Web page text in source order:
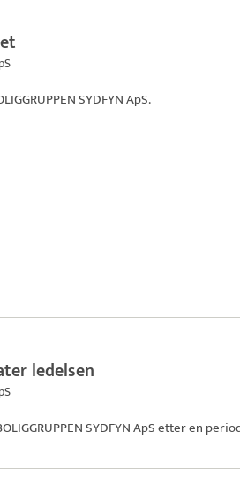
SYDFYN ApS.
ledelsen
SYDFYN ApSetter en